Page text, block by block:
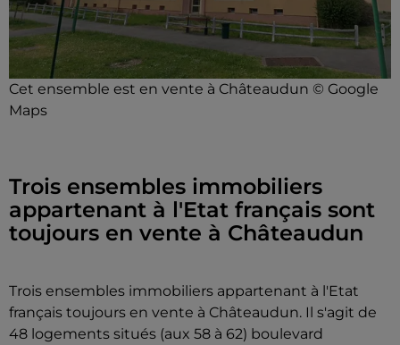
Cet ensemble est en vente à Châteaudun © Google
Maps
Trois ensembles immobiliers
appartenant à l'Etat français sont
toujours en vente à Châteaudun
Trois ensembles immobiliers appartenant à l'Etat
français toujours en vente à Châteaudun. Il s'agit de
48 logements situés (aux 58 à 62) boulevard